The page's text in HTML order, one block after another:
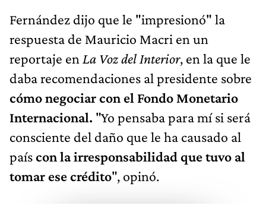
Fernández dijo que le "impresionó" la
respuesta de Mauricio Macri en un
reportaje en La Voz del Interior, en la que le
daba recomendaciones al presidente sobre
cómo negociar con el Fondo Monetario
Internacional. "Yo pensaba para mí si será
consciente del daño que le ha causado al
paíscon la irresponsabilidad que tuvo al
tomar ese crédito", opinó.